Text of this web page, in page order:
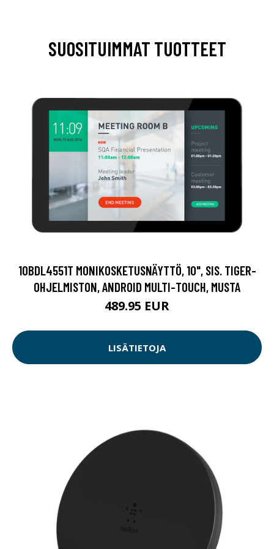
SUOSITUIMMAT TUOTTEET
10BDL4551T MONIKOSKETUSNÄYTTÖ, 10", SIS. TIGER-
OHJELMISTON, ANDROID MULTI-TOUCH, MUSTA
489.95 EUR
LISÄTIETOJA